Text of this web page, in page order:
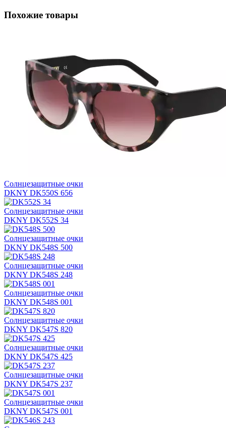
Похожие товары
Солнцезащитные очки
DKNY DK550S 656
Солнцезащитные очки
DKNY DK552S 34
Солнцезащитные очки
DKNY DK548S 500
Солнцезащитные очки
DKNY DK548S 248
Солнцезащитные очки
DKNY DK548S 001
Солнцезащитные очки
DKNY DK547S 820
Солнцезащитные очки
DKNY DK547S 425
Солнцезащитные очки
DKNY DK547S 237
Солнцезащитные очки
DKNY DK547S 001